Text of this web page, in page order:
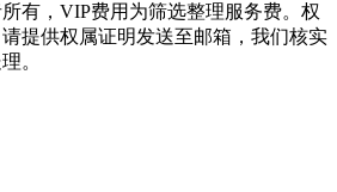
有，VIP费用为筛选整理服务费。权
提供权属证明发送至邮箱，我们核实
。